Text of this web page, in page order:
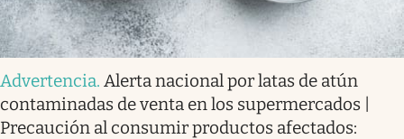
Advertencia. Alerta nacional por latas de atún
contaminadas de venta en los supermercados |
Precaución al consumir productos afectados: